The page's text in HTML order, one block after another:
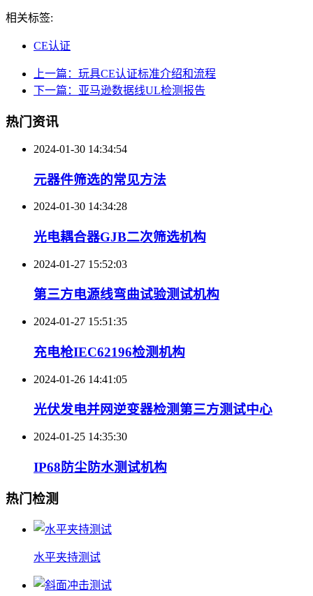
相关标签:
CE认证
上一篇：玩具CE认证标准介绍和流程
下一篇：亚马逊数据线UL检测报告
热门资讯
2024-01-30 14:34:54
元器件筛选的常见方法
2024-01-30 14:34:28
光电耦合器GJB二次筛选机构
2024-01-27 15:52:03
第三方电源线弯曲试验测试机构
2024-01-27 15:51:35
充电枪IEC62196检测机构
2024-01-26 14:41:05
光伏发电并网逆变器检测第三方测试中心
2024-01-25 14:35:30
IP68防尘防水测试机构
热门检测
水平夹持测试